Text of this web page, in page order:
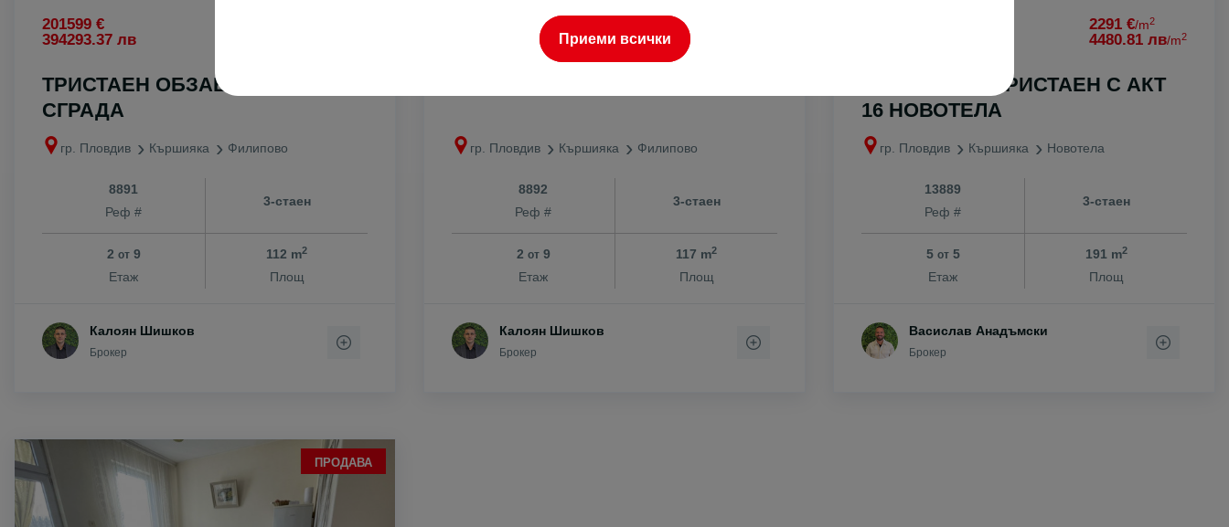
201599 €
394293.37 лв
ТРИСТАЕН ОБЗАВЕДЕН НОВА
СГРАДА
гр. Пловдив Кършияка Филипово
8891
Реф #
3-стаен
2 от9
Етаж
112 m2
Площ
Калоян Шишков
Брокер
411895.84 лв
1800 €
3520.49 лв
гр. Пловдив Кършияка Филипово
8892
Реф #
3-стаен
2 от9
Етаж
117 m2
Площ
Калоян Шишков
Брокер
2291 €/m2
4480.81 лв/m2
ПРОСТОРЕН ТРИСТАЕН С АКТ
16 НОВОТЕЛА
гр. Пловдив Кършияка Новотела
13889
Реф #
3-стаен
5 от5
Етаж
191 m2
Площ
Васислав Анадъмски
Брокер
ПРОДАВА
Приеми всички